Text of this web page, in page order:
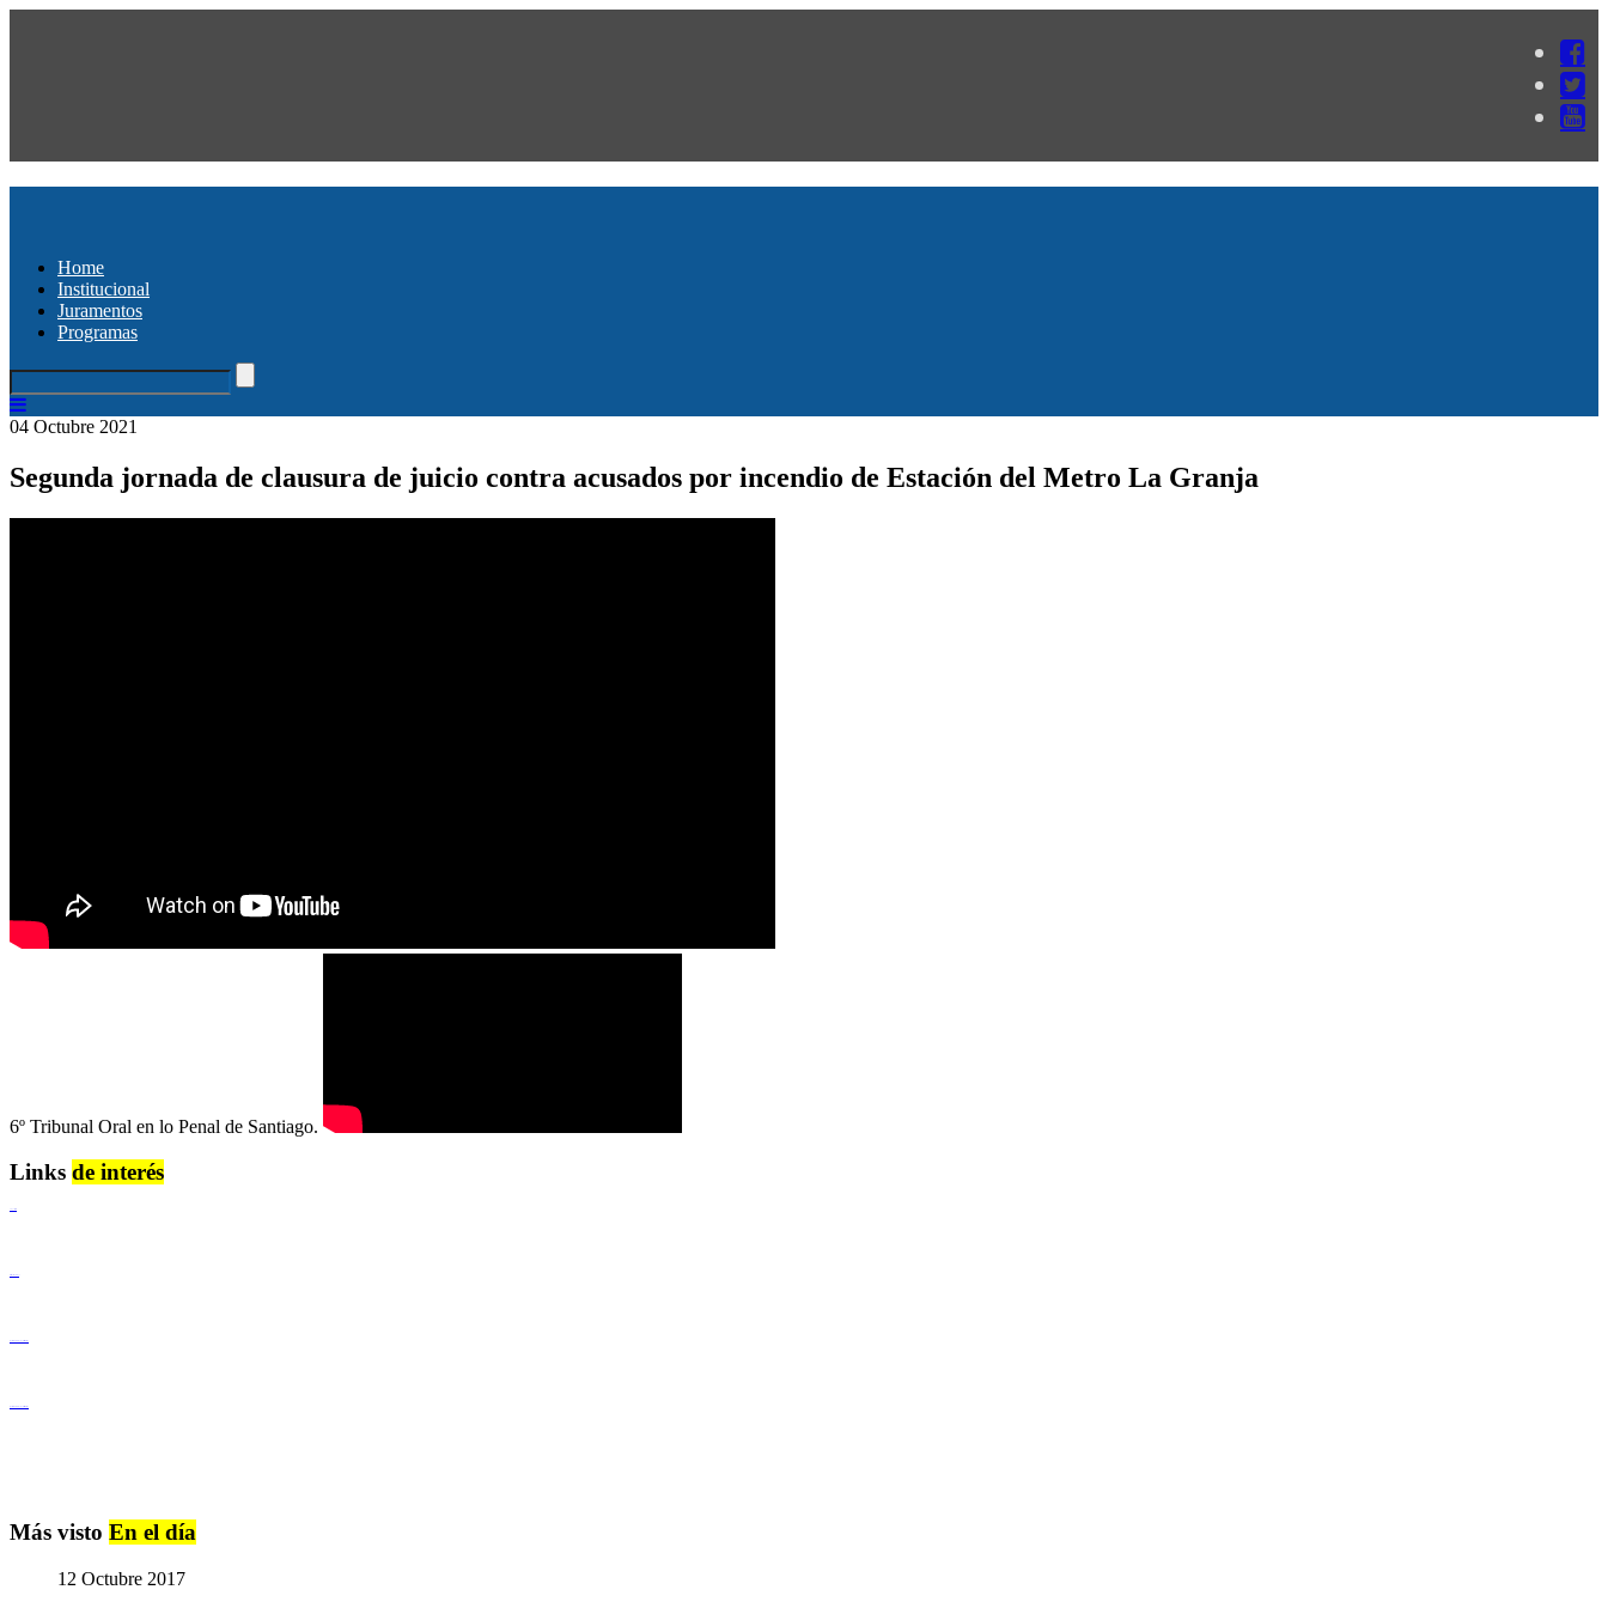
Home
Institucional
Juramentos
Programas
04 Octubre 2021
Segunda jornada de clausura de juicio contra acusados por incendio de Estación del Metro La Granja
6º Tribunal Oral en lo Penal de Santiago.
Links de interés
Más visto En el día
12 Octubre 2017